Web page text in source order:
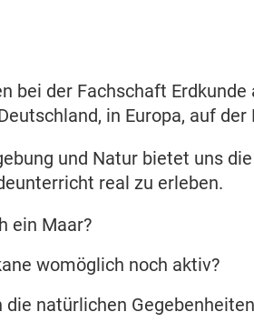
bei der Fachschaft Erdkunde
in Europa, auf der
und Natur bietet uns
real zu erleben.
ein Maar?
womöglich noch aktiv?
natürlichen